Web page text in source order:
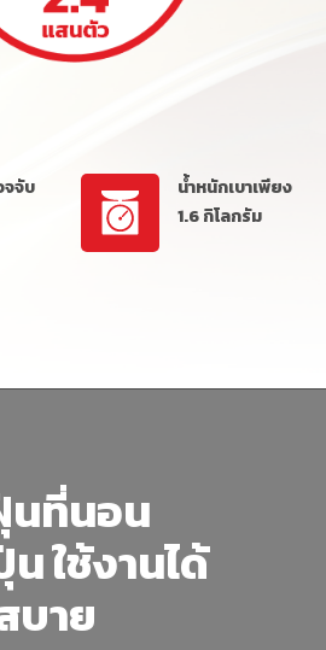
จจับ
น้ำหนักเบาเพียง
1.6 กิโลกรัม
นที่นอน
ใช้งานได้
บาย